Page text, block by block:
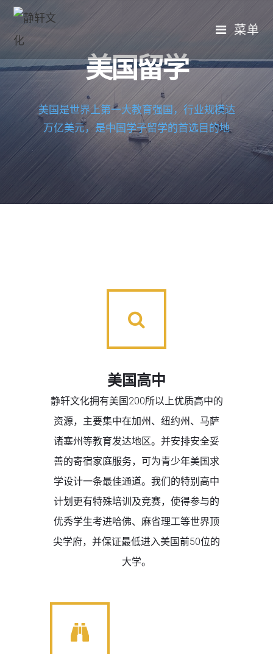
菜单
美国留学
美国是世界上第一大教育强国，行业规模达
万亿美元，是中国学子留学的首选目的地
美国高中
静轩文化拥有美国200所以上优质高中的
资源，主要集中在加州、纽约州、马萨
诸塞州等教育发达地区。并安排安全妥
善的寄宿家庭服务，可为青少年美国求
学设计一条最佳通道。我们的特别高中
计划更有特殊培训及竞赛，使得参与的
优秀学生考进哈佛、麻省理工等世界顶
尖学府，并保证最低进入美国前50位的
大学。